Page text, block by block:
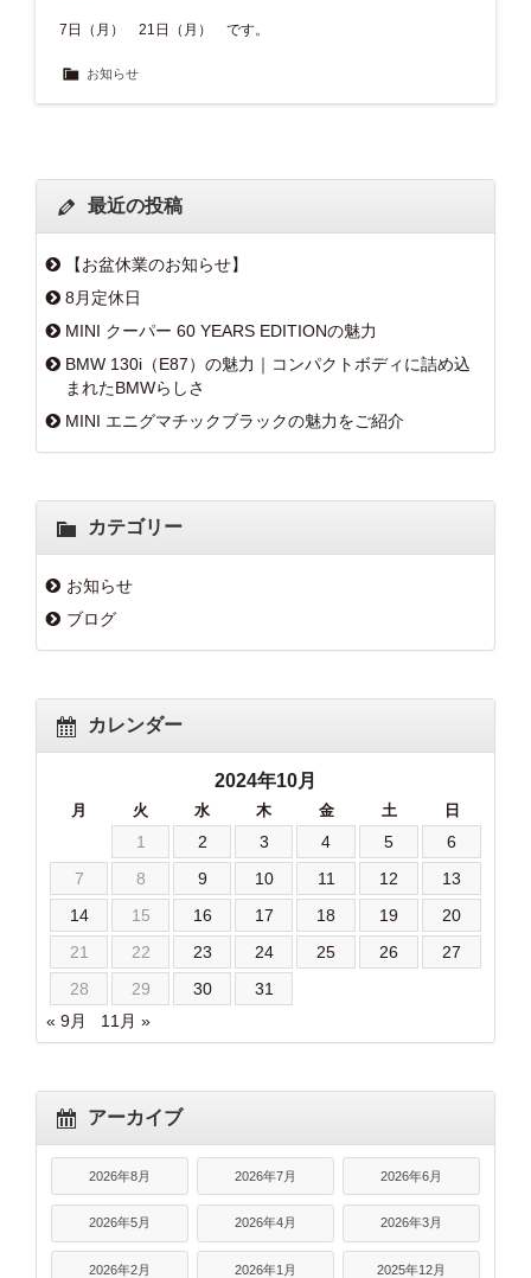
7日（月） 21日（月） です。
お知らせ
最近の投稿
【お盆休業のお知らせ】
8月定休日
MINI クーパー 60 YEARS EDITIONの魅力
BMW 130i（E87）の魅力｜コンパクトボディに詰め込
まれたBMWらしさ
MINI エニグマチックブラックの魅力をご紹介
カテゴリー
お知らせ
ブログ
カレンダー
2024年10月
月 火 水 木 金 土 日
1 2 3 4 5
6
7
8 9 10 11 12
13
14
15 16 17 18 19
20
21
22 23 24 25 26
27
28
29 30
31
« 9月
11月 »
アーカイブ
2026年8月 2026年7月 2026年6月
2026年5月 2026年4月 2026年3月
2026年2月 2026年1月 2025年12月